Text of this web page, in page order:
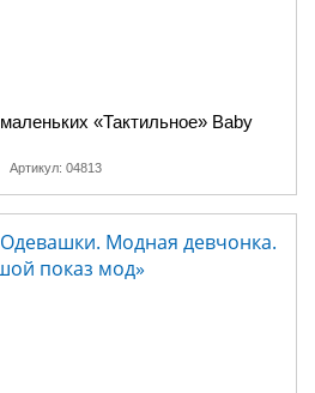
«Тактильное» Baby
Артикул: 04813